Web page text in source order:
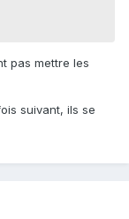
pas mettre les
suivant, ils se